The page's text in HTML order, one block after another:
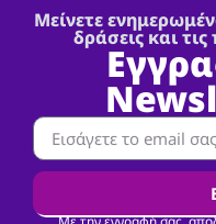
Μείνετε
δράσεις και